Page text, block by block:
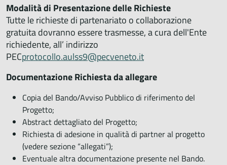
Modalità di Presentazione delle Richieste
Tutte le richieste di partenariato o collaborazione
gratuita dovranno essere trasmesse, a cura dell'Ente
richiedente, all’ indirizzo
PECprotocollo.aulss9@pecveneto.it
Documentazione Richiesta da allegare
Copia del Bando/Avviso Pubblico di riferimento del
Progetto;
Abstract dettagliato del Progetto;
Richiesta di adesione in qualità di partner al progetto
(vedere sezione “allegati”);
Eventuale altra documentazione presente nel Bando.